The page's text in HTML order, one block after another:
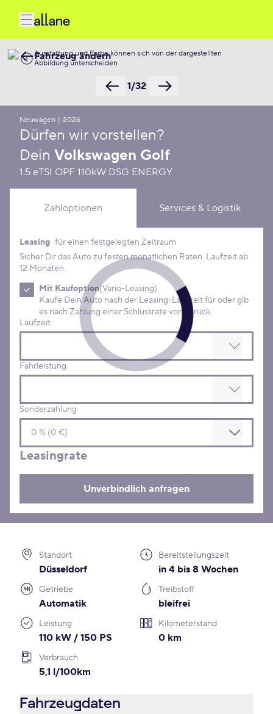
Ausstattung und Farbe können sich von der dargestellten
Abbildung unterscheiden
1/32
Fahrzeug ändern
Neuwagen | 2026
Dürfen wir vorstellen?
Dein Volkswagen Golf
1.5 eTSI OPF 110kW DSG ENERGY
Zahloptionen Services & Logistik
Leasing Konditionen
Leasing für einen festgelegten Zeitraum
Sicher Dir das Auto zu festen monatlichen Raten. Laufzeit ab
12 Monaten.
Mit Kaufoption(Vario-Leasing)
Kaufe Dein Auto nach der Leasing-Laufzeit für oder gib
es nach Zahlung einer Schlussrate von zurück.
Laufzeit
Fahrleistung
Sonderzahlung
Leasingrate
Unverbindlich anfragen
Standort
Düsseldorf
Bereitstellungszeit
in 4 bis 8 Wochen
Getriebe
Automatik
Treibstoff
bleifrei
Leistung
110 kW / 150 PS
Kilometerstand
0 km
Verbrauch
5,1 l/100km
Fahrzeugdaten